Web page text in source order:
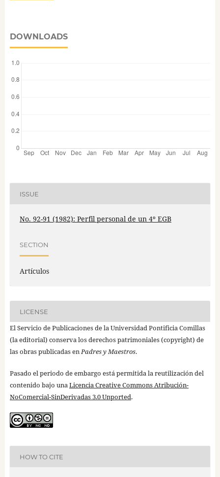
DOWNLOADS
ISSUE
No. 92-91 (1982): Perfil personal de un 4º EGB
SECTION
Artículos
LICENSE
El Servicio de Publicaciones de la Universidad Pontificia Comillas
(la editorial) conserva los derechos patrimoniales (copyright) de
las obras publicadas enPadres y Maestros.
Pasado el periodo de embargo está permitida la reutilización del
contenido bajo unaLicencia Creative Commons Atribución-
NoComercial-SinDerivadas 3.0 Unported.
HOW TO CITE